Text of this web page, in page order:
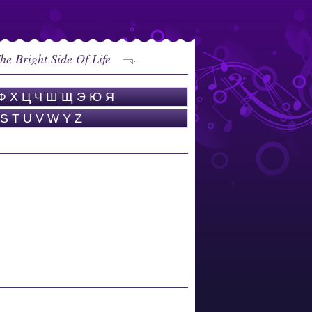
Bright Side Of Life
Х Ц Ч Ш Щ Э Ю Я
S T U V W Y Z